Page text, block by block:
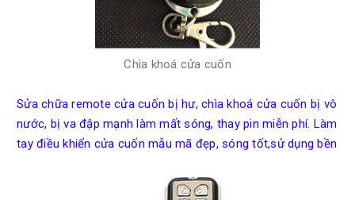
Chìa khoá cửa cuốn
Sửa chữa remote cửa cuốn bị hư, chìa khoá cửa cuốn bị vô
nước, bị va đập mạnh làm mất sóng, thay pin miễn phí. Làm
tay điều khiển cửa cuốn mẫu mã đẹp, sóng tốt,sử dụng bền